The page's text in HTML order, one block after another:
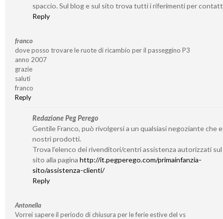
spaccio. Sul blog e sul sito trova tutti i riferimenti per
Reply
franco
dove posso trovare le ruote di ricambio per il passeggino P3
anno 2007
grazie
saluti
franco
Reply
Redazione Peg Perego
Gentile Franco, può rivolgersi a un qualsiasi negoziante che
nostri prodotti.
Trova l’elenco dei rivenditori/centri assistenza autorizzati
sito alla pagina http://it.pegperego.com/primainfanzia-
sito/assistenza-clienti/
Reply
Antonella
Vorrei sapere il periodo di chiusura per le ferie estive del vs